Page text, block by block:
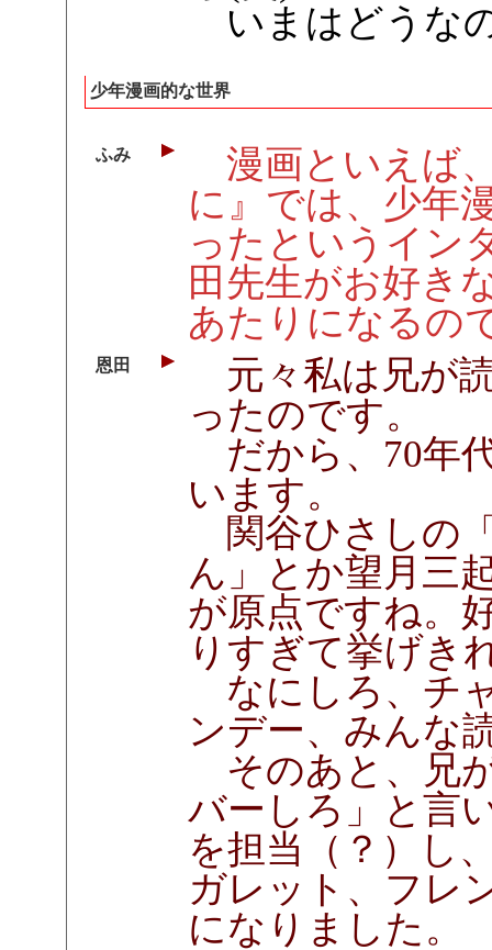
いまはどうな
少年漫画的な世界
ふみ
漫画といえば
に』では、少年
ったというイン
田先生がお好き
あたりになるの
恩田
元々私は兄が
ったのです。
だから、70年
います。
関谷ひさしの
ん」とか望月三
が原点ですね。
りすぎて挙げき
なにしろ、チ
ンデー、みんな
そのあと、兄
バーしろ」と言
を担当（？）し
ガレット、フレ
になりました。